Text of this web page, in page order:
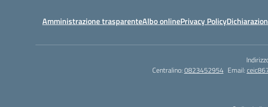
Amministrazione trasparenteAlbo onlinePrivacy Policy
Centralino:0823452954 Email: